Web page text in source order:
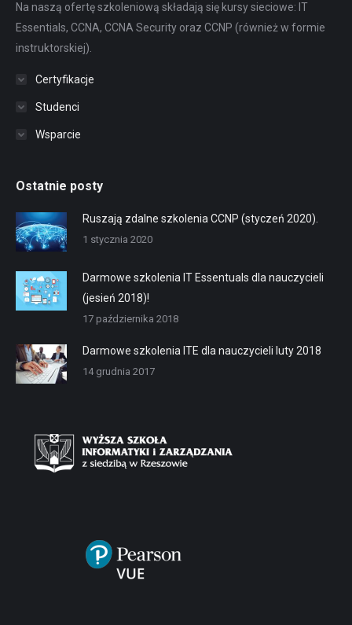
Na naszą ofertę szkoleniową składają się kursy sieciowe: IT
Essentials, CCNA, CCNA Security oraz CCNP (również w formie
instruktorskiej).
Certyfikacje
Studenci
Wsparcie
Ostatnie posty
Ruszają zdalne szkolenia CCNP (styczeń 2020).
1 stycznia 2020
Darmowe szkolenia IT Essentuals dla nauczycieli
(jesień 2018)!
17 października 2018
Darmowe szkolenia ITE dla nauczycieli luty 2018
14 grudnia 2017